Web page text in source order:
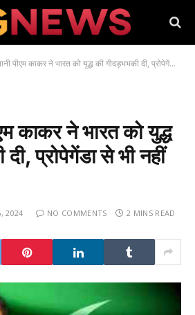
पीएम काकर ने भारत को युद्ध की गीदड़भभकी दी, प्रोपेगेंडा से भी नहीं आ रहे बाज…
काकर ने भारत को युद्ध
प्रोपेगेंडा से भी नहीं
2024 NO COMMENTS 2 MINS READ